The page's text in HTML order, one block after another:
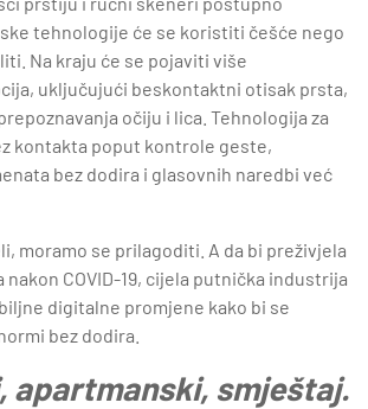
tehnologije će se koristiti češće nego
Na kraju će se pojaviti više
uključujući beskontaktni otisak prsta,
očiju i lica. Tehnologija za
kontakta poput kontrole geste,
bez dodira i glasovnih naredbi već
moramo se prilagoditi. A da bi preživjela
COVID-19, cijela putnička industrija
digitalne promjene kako bi se
bez dodira.
apartmanski, smještaj.